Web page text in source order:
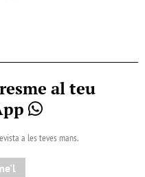
al teu
a les teves mans.